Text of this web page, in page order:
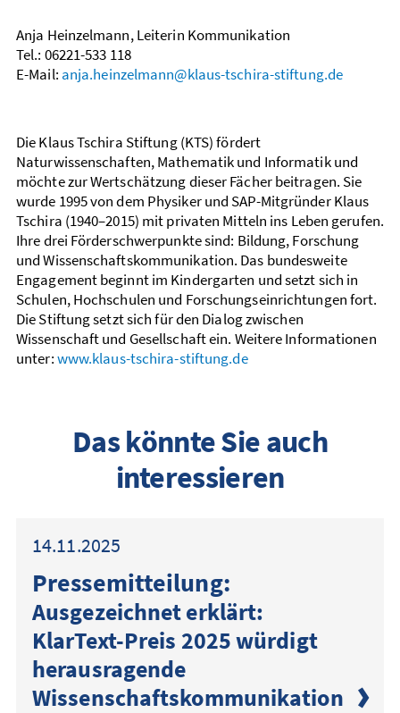
Anja Heinzelmann, Leiterin Kommunikation
Tel.: 06221-533 118
E-Mail: anja.heinzelmann@klaus-tschira-stiftung.de
Die Klaus Tschira Stiftung (KTS) fördert
Naturwissenschaften, Mathematik und Informatik und
möchte zur Wertschätzung dieser Fächer beitragen. Sie
wurde 1995 von dem Physiker und SAP-Mitgründer Klaus
Tschira (1940–2015) mit privaten Mitteln ins Leben gerufen.
Ihre drei Förderschwerpunkte sind: Bildung, Forschung
und Wissenschaftskommunikation. Das bundesweite
Engagement beginnt im Kindergarten und setzt sich in
Schulen, Hochschulen und Forschungseinrichtungen fort.
Die Stiftung setzt sich für den Dialog zwischen
Wissenschaft und Gesellschaft ein. Weitere Informationen
unter:www.klaus-tschira-stiftung.de
Das könnte Sie auch
interessieren
14.11.2025
Presse­mitteilung:
Ausgezeichnet erklärt:
KlarText-Preis 2025 würdigt
herausragende
Wissenschaftskommunikation